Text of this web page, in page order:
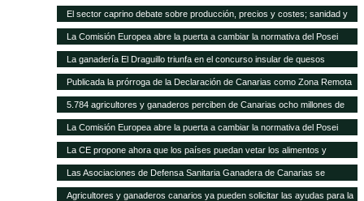
animal
El sector caprino debate sobre producción, precios y costes; sanidad y
comercialización
La Comisión Europea abre la puerta a cambiar la normativa del Posei
La ganadería El Draguillo triunfa en el concurso insular de quesos
Publicada la prórroga de la Declaración de Canarias como Zona Remota
a efectos de la eliminación de subproductos SANDACH hasta junio de
2018
5.784 agricultores y ganaderos perciben de Canarias ocho millones de
euros en ayudas adicionales POSEI
La Comisión Europea abre la puerta a cambiar la normativa del Posei
La CE propone ahora que los países puedan vetar los alimentos y
piensos transgénicos
Las Asociaciones de Defensa Sanitaria Ganadera de Canarias se
reunirán anualmente en la Feria de Fuerteventura
Agricultores y ganaderos canarios ya pueden solicitar las ayudas para la